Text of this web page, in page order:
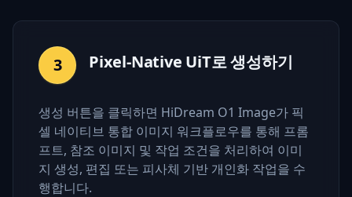
3 Pixel-Native UiT로 생성하기
생성 버튼을 클릭하면 HiDream O1 Image가 픽
셀 네이티브 통합 이미지 워크플로우를 통해 프롬
프트, 참조 이미지 및 작업 조건을 처리하여 이미
지 생성, 편집 또는 피사체 기반 개인화 작업을 수
행합니다.